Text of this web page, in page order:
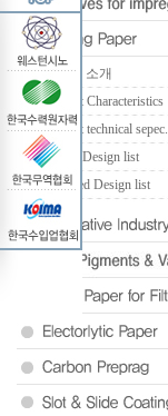
Casting 소개
Product Characteristics
Product technical sepec.
Coated Design list
Extruded Design list